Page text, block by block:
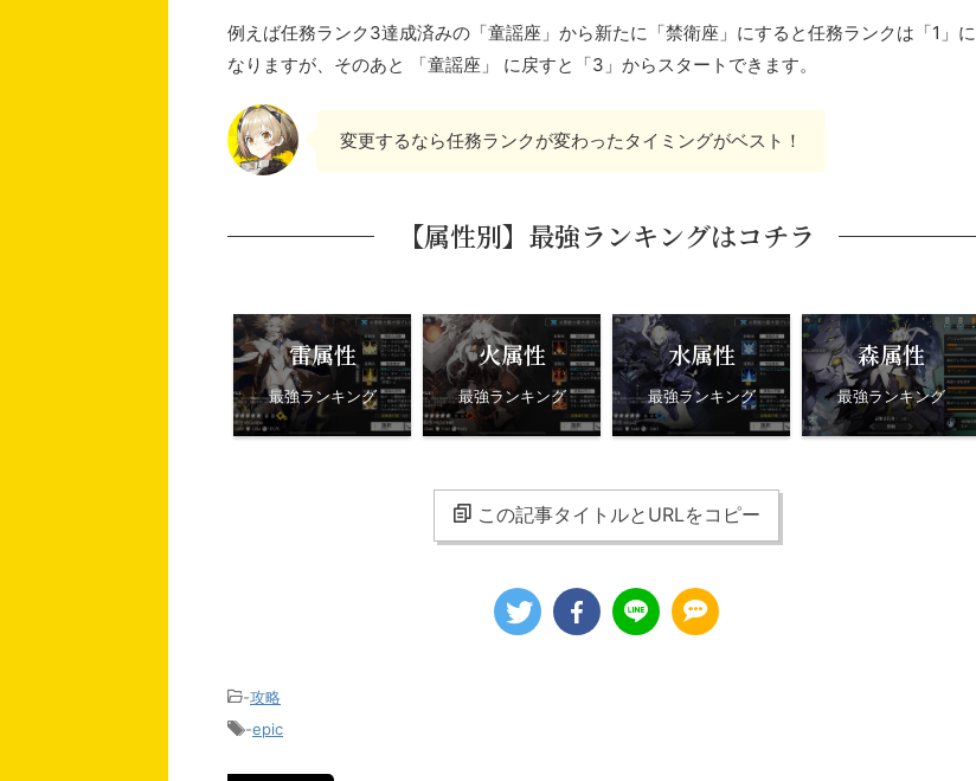
例えば任務ランク3達成済みの「童謡座」から新たに「禁衛座」にすると任務ランクは「1」に
なりますが、そのあと 「童謡座」 に戻すと「3」からスタートできます。
変更するなら任務ランクが変わったタイミングがベスト！
【属性別】最強ランキングはコチラ
雷属性
最強ランキング
火属性
最強ランキング
水属性
最強ランキング
森属性
最強ランキング
この記事タイトルとURLをコピー
-攻略
-epic